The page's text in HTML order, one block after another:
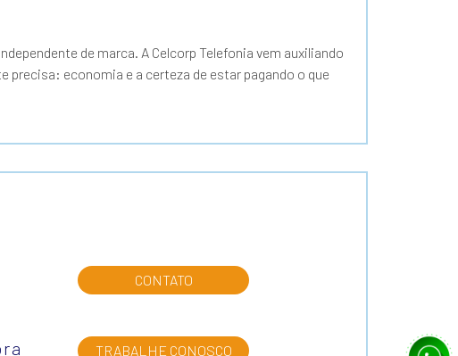
de marca. A Celcorp Telefonia vem auxiliando
precisa: economia e a certeza de estar pagando o que
CONTATO
TRABALHE CONOSCO